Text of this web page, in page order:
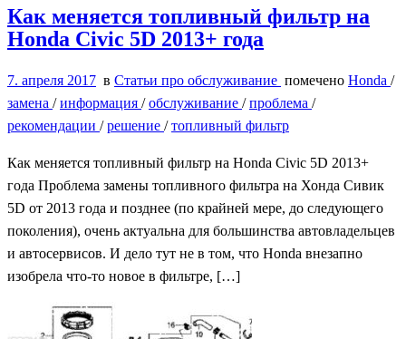
Как меняется топливный фильтр на
Honda Civic 5D 2013+ года
7. апреля 2017 в Статьи про обслуживание помечено Honda /
замена /информация /обслуживание /проблема /
рекомендации /решение /топливный фильтр
Как меняется топливный фильтр на Honda Civic 5D 2013+
года Проблема замены топливного фильтра на Хонда Сивик
5D от 2013 года и позднее (по крайней мере, до следующего
поколения), очень актуальна для большинства автовладельцев
и автосервисов. И дело тут не в том, что Honda внезапно
изобрела что-то новое в фильтре, […]